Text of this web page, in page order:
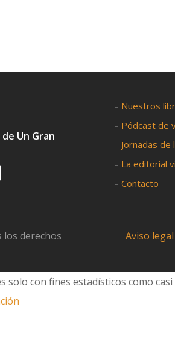
Un Gran
– Nuestros
– Pódcast de
– Jornadas
– La editorial
– Contacto
los derechos
Aviso legal
solo con fines estadísticos como